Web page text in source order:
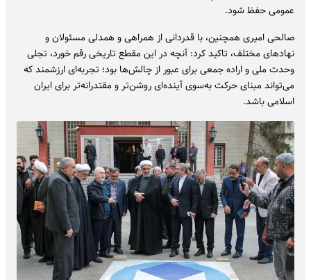
عمومی حفظ شود.
صالحی امیری همچنین، با قدردانی از همراهی و همدلی مسئولان و
نهادهای مختلف، تاکید کرد: آنچه در این مقطع تاریخی رقم خورد، تجلی
وحدت ملی و اراده جمعی برای عبور از چالش‌ها بود؛ تجربه‌ای ارزشمند که
می‌تواند مبنای حرکت به‌سوی آینده‌ای روشن‌تر و مقتدرانه‌تر برای ایران
اسلامی باشد.